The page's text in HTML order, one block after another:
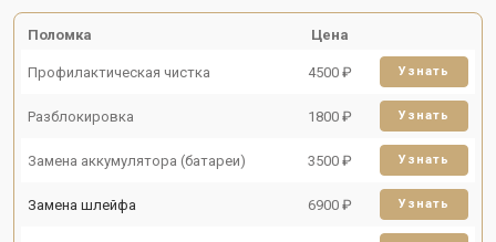
Поломка Цена
Профилактическая чистка 4500 ₽ Узнать
Разблокировка 1800 ₽ Узнать
Замена аккумулятора (батареи) 3500 ₽ Узнать
Замена шлейфа 6900 ₽ Узнать